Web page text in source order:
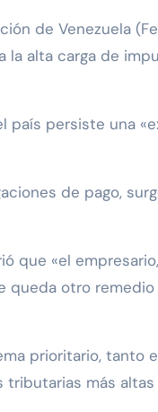
la alta carga de
país persiste una
de pago,
que «el
queda otro
prioritario, tanto
más